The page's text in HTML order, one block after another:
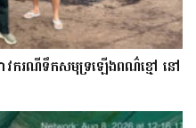
រាវករណីទឹកសមុទ្រឡើងពណ៌ខ្មៅ នៅ